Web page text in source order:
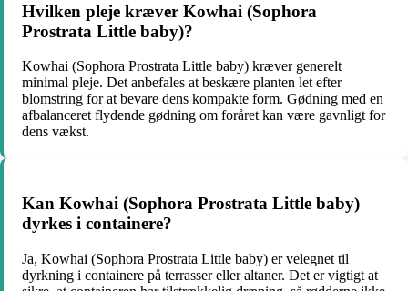
Hvilken pleje kræver Kowhai (Sophora
Prostrata Little baby)?
Kowhai (Sophora Prostrata Little baby) kræver generelt
minimal pleje. Det anbefales at beskære planten let efter
blomstring for at bevare dens kompakte form. Gødning med en
afbalanceret flydende gødning om foråret kan være gavnligt for
dens vækst.
Kan Kowhai (Sophora Prostrata Little baby)
dyrkes i containere?
Ja, Kowhai (Sophora Prostrata Little baby) er velegnet til
dyrkning i containere på terrasser eller altaner. Det er vigtigt at